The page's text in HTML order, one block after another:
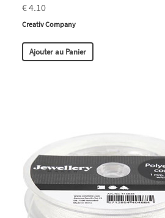
€ 4.10
Creativ Company
Ajouter au Panier